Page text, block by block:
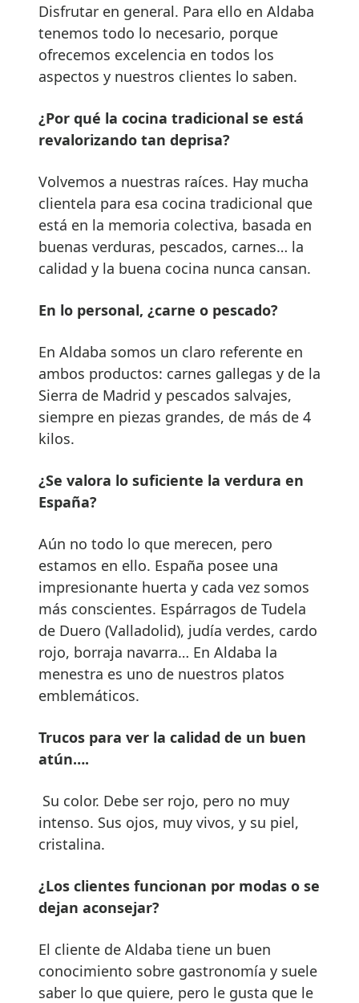
Disfrutar en general. Para ello en Aldaba
tenemos todo lo necesario, porque
ofrecemos excelencia en todos los
aspectos y nuestros clientes lo saben.
¿Por qué la cocina tradicional se está
revalorizando tan deprisa?
Volvemos a nuestras raíces. Hay mucha
clientela para esa cocina tradicional que
está en la memoria colectiva, basada en
buenas verduras, pescados, carnes… la
calidad y la buena cocina nunca cansan.
En lo personal, ¿carne o pescado?
En Aldaba somos un claro referente en
ambos productos: carnes gallegas y de la
Sierra de Madrid y pescados salvajes,
siempre en piezas grandes, de más de 4
kilos.
¿Se valora lo suficiente la verdura en
España?
Aún no todo lo que merecen, pero
estamos en ello. España posee una
impresionante huerta y cada vez somos
más conscientes. Espárragos de Tudela
de Duero (Valladolid), judía verdes, cardo
rojo, borraja navarra… En Aldaba la
menestra es uno de nuestros platos
emblemáticos.
Trucos para ver la calidad de un buen
atún….
Su color. Debe ser rojo, pero no muy
intenso. Sus ojos, muy vivos, y su piel,
cristalina.
¿Los clientes funcionan por modas o se
dejan aconsejar?
El cliente de Aldaba tiene un buen
conocimiento sobre gastronomía y suele
saber lo que quiere, pero le gusta que le